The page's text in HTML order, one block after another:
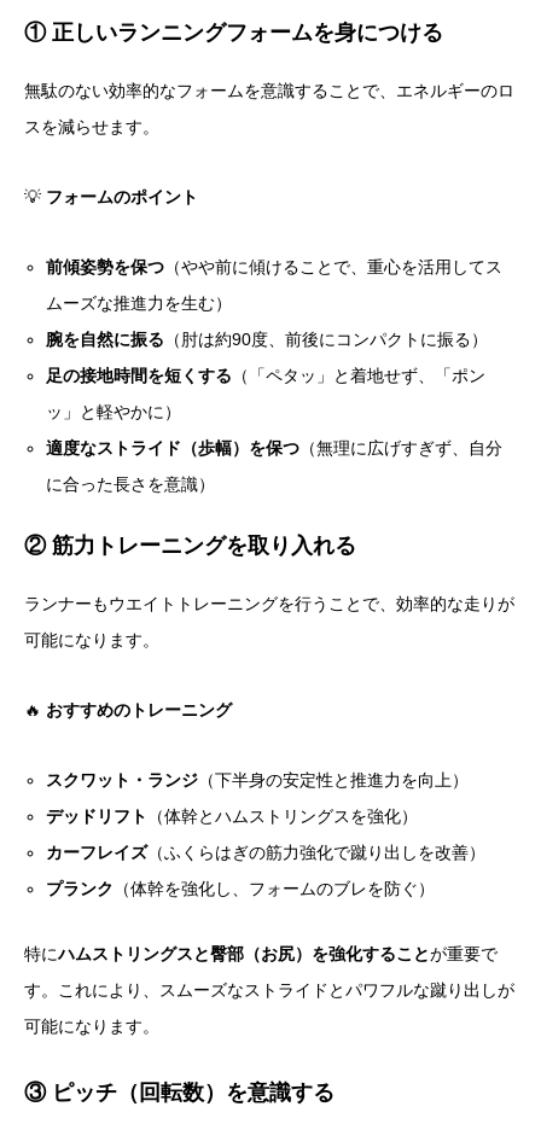
① 正しいランニングフォームを身につける
無駄のない効率的なフォームを意識することで、エネルギーのロ
スを減らせます。
💡 フォームのポイント
前傾姿勢を保つ （やや前に傾けることで、重心を活用してス
ムーズな推進力を生む）
腕を自然に振る （肘は約90度、前後にコンパクトに振る）
足の接地時間を短くする （「ペタッ」と着地せず、「ポン
ッ」と軽やかに）
適度なストライド（歩幅）を保つ （無理に広げすぎず、自分
に合った長さを意識）
② 筋力トレーニングを取り入れる
ランナーもウエイトトレーニングを行うことで、効率的な走りが
可能になります。
🔥 おすすめのトレーニング
スクワット・ランジ （下半身の安定性と推進力を向上）
デッドリフト
（体幹とハムストリングスを強化）
カーフレイズ（ふくらはぎの筋力強化で蹴り出しを改善）
プランク
（体幹を強化し、フォームのブレを防ぐ）
特にハムストリングスと臀部（お尻）を強化することが重要で
す。これにより、スムーズなストライドとパワフルな蹴り出しが
可能になります。
③ ピッチ（回転数）を意識する